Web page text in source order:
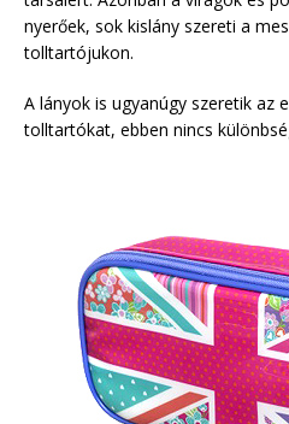
nyerőek, sok kislány szereti a
tolltartójukon.
A lányok is ugyanúgy szeretik az
tolltartókat, ebben nincs